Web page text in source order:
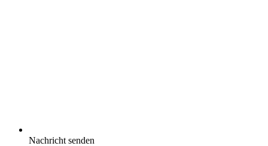
Nachricht senden